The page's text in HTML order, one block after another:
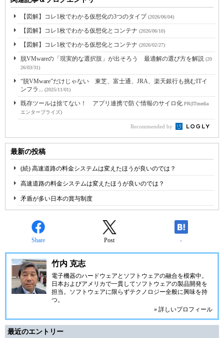
【図解】コレ1枚でわかる仮想化の3つのタイプ(2026/06/04)
【図解】コレ1枚でわかる仮想化とコンテナ (2026/06/10)
【図解】コレ1枚でわかる仮想化とコンテナ (2026/02/27)
脱VMwareの「現実的な選択肢」が出そろう 最適解の選び方を解説 (20
26/03/31)
“脱VMware”だけじゃない 東芝、富士通、JRA、楽天銀行も挑むITイ
ンフラ... (2025/11/01)
既存ツールは捨てない！ アプリ連携で防ぐ情報のサイロ化 PR(ITmedia
エンタープライズ)
Recommended by
最新の投稿
(続) 高速道路の料金システムは変えたほうが良いのでは？
高速道路の料金システムは変えたほうが良いのでは？
矛盾が多い日本の賞与制度
Share Post -
竹内 克志
電子機器のハードウェアとソフトウェアの融合を模索中。
日本およびアメリカで一貫してソフトウェアの製品開発を
担当。ソフトウェアに限らずテクノロジー全般に興味を持
つ。
» 詳しいプロフィール
最近のエントリー